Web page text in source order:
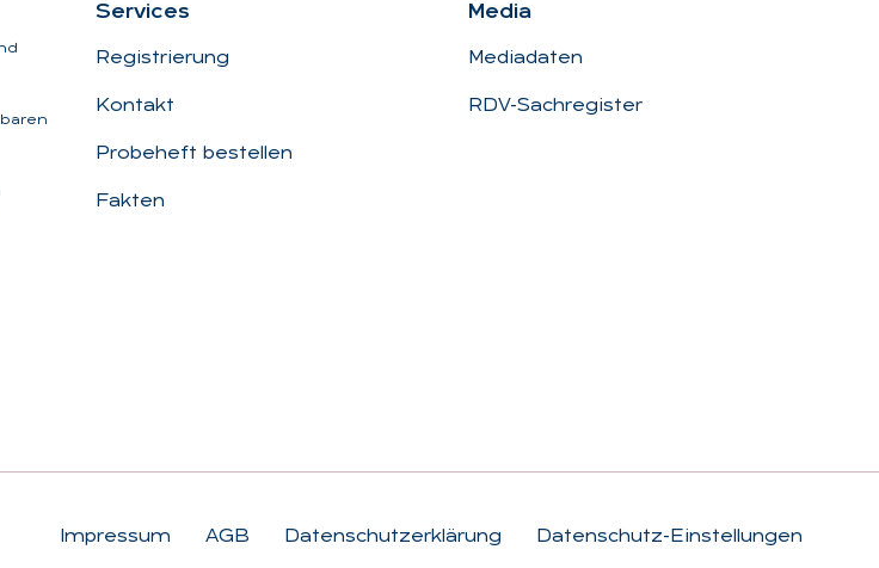
Ser­vices
Registrierung
Kontakt
Probeheft bestellen
Fakten
Me­dia
Mediadaten
RDV-Sachregister
Impressum AGB Datenschutzerklärung Datenschutz-Einstellungen